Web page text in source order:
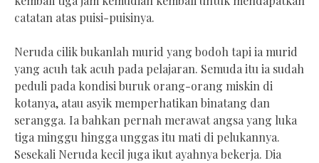
catatan atas puisi-puisinya.
Neruda cilik bukanlah murid yang bodoh tapi ia murid
yang acuh tak acuh pada pelajaran. Semuda itu ia sudah
peduli pada kondisi buruk orang-orang miskin di
kotanya, atau asyik memperhatikan binatang dan
serangga. Ia bahkan pernah merawat angsa yang luka
tiga minggu hingga unggas itu mati di pelukannya.
Sesekali Neruda kecil juga ikut ayahnya bekerja. Dia